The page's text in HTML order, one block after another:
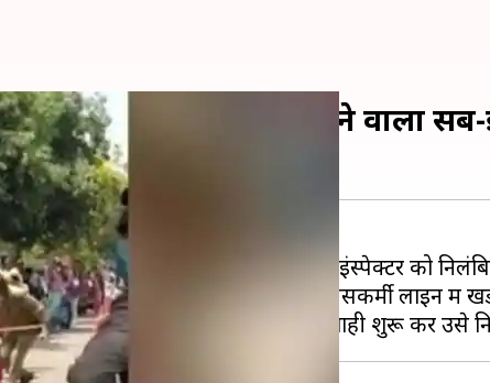
महिलाओं की पिटाई करने वाला
से पीटने वाले उत्तर प्रदेश पुलिस के सब-इंस्पेक्टर को
था, जिसमें देखा जा सकता था कि एक पुलिसकर्मी लाइन में